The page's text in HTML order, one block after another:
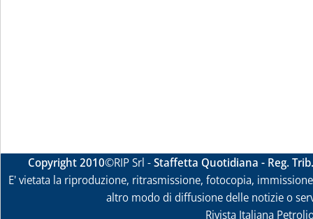
Copyright 2010©RIP Srl -Staffetta Quotidiana - Reg.
E' vietata la riproduzione, ritrasmissione, fotocopia,
altro modo di diffusione delle notizie o
Rivista Italiana